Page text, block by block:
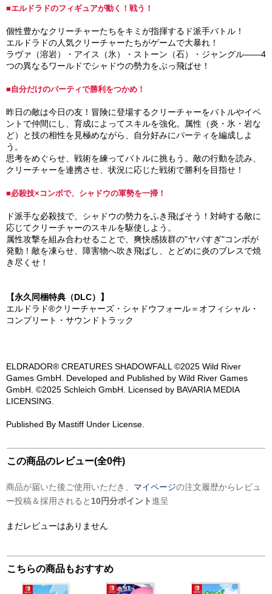
■エルドラドのフィギュアが動く！戦う！
個性豊かなクリーチャーたちをキミが指揮するド派手バトル！
エルドラドの人気クリーチャーたちがゲームで大暴れ！
ラヴァ（溶岩）・アイス（氷）・ストーン（石）・ジャングル――4
つの異なるワールドでシャドウの勢力をぶっ飛ばせ！
■自分だけのパーティで勝利をつかめ！
昨日の敵は今日の友！冒険に登場するクリーチャーをバトルやイベ
ントで仲間にし、育成によってスキルを強化。属性（炎・氷・岩な
ど）と技の相性を見極めながら、自分好みにパーティを編成しよ
う。
思考をめぐらせ、戦術を練ってバトルに挑もう。敵の行動を読み、
クリーチャーを連携させ、状況に応じた戦術で勝利を目指せ！
■必殺技×コンボで、シャドウの軍勢を一掃！
ド派手な必殺技で、シャドウの勢力をふき飛ばそう！対峙する敵に
応じてクリーチャーのスキルを駆使しよう。
属性攻撃を組み合わせることで、爽快感抜群の"ヤバすぎ"コンボが
発動！敵を凍らせ、障害物へ吹き飛ばし、とどめに炎のブレスで焼
き尽くせ！
【永久同梱特典（DLC）】
エルドラド®クリーチャーズ・シャドウフォール＝オフィシャル・
コンプリート・サウンドトラック
ELDRADOR® CREATURES SHADOWFALL ©2025 Wild River
Games GmbH. Developed and Published by Wild River Games
GmbH. ©2025 Schleich GmbH. Licensed by BAVARIA MEDIA
LICENSING.
Published By Mastiff Under License.
この商品のレビュー(全0件)
商品が届いた後ご使用いただき、 マイページの注文履歴からレビュ
ー投稿＆採用されると 10円分ポイント進呈
まだレビューはありません
こちらの商品もおすすめ